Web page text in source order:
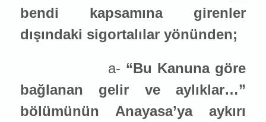
bendi kapsamına girenler
dışındaki sigortalılar yönünden;
a- “Bu Kanuna göre
bağlanan gelir ve aylıklar…”
bölümünün Anayasa’ya aykırı